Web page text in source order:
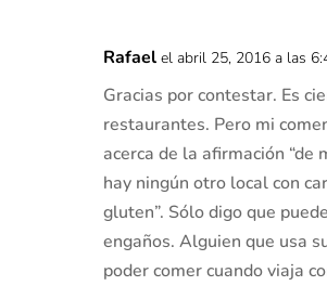
Rafael el abril 25, 2016 a las
Gracias por contestar. Es
restaurantes. Pero mi
acerca de la afirmación “de
hay ningún otro local con
gluten”. Sólo digo que
engaños. Alguien que usa
poder comer cuando viaja